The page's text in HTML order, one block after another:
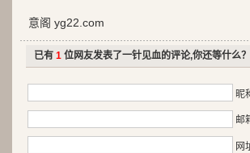
意阁 yg22.com
已有 1位网友发表了一针见血的评论,你还等什么？
昵
邮
网